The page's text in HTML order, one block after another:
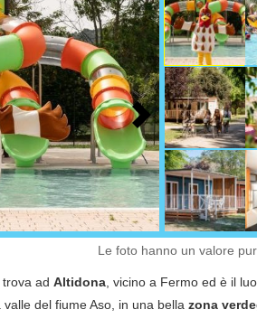
Le foto hanno un valore
ad Altidona , vicino a Fermo ed è il
del fiume Aso, in una bella zona